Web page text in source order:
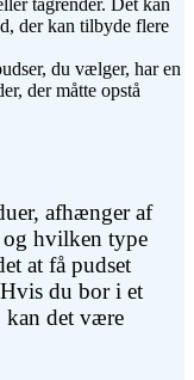
der kan tilbyde flere
du vælger, har en
der måtte opstå
afhænger af
og hvilken type
at få pudset
du bor i et
kan det være